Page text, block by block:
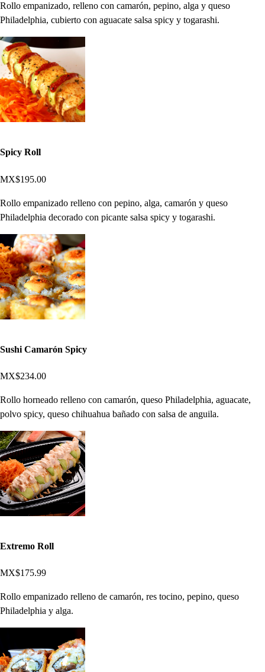
Rollo empanizado, relleno con camarón, pepino, alga y queso
Philadelphia, cubierto con aguacate salsa spicy y togarashi.
Spicy Roll
MX$195.00
Rollo empanizado relleno con pepino, alga, camarón y queso
Philadelphia decorado con picante salsa spicy y togarashi.
Sushi Camarón Spicy
MX$234.00
Rollo horneado relleno con camarón, queso Philadelphia, aguacate,
polvo spicy, queso chihuahua bañado con salsa de anguila.
Extremo Roll
MX$175.99
Rollo empanizado relleno de camarón, res tocino, pepino, queso
Philadelphia y alga.